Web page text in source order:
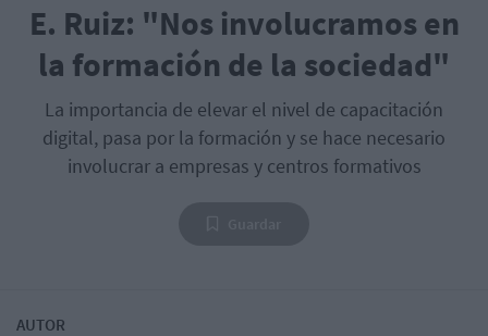
E. Ruiz: "Nos involucramos en
la formación de la sociedad"
La importancia de elevar el nivel de capacitación
digital, pasa por la formación y se hace necesario
involucrar a empresas y centros formativos
AUTOR